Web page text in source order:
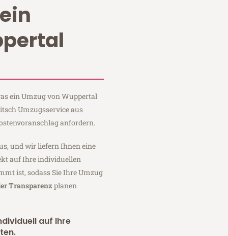
ein Umzug von Wuppertal
Umzugsservice aus
anfordern.
und wir liefern Ihnen eine
auf Ihre individuellen
ist, sodass Sie Ihre Umzug
Transparenz planen
auf Ihre